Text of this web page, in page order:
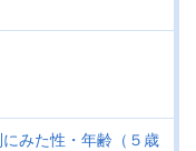
みた性・年齢（５歳